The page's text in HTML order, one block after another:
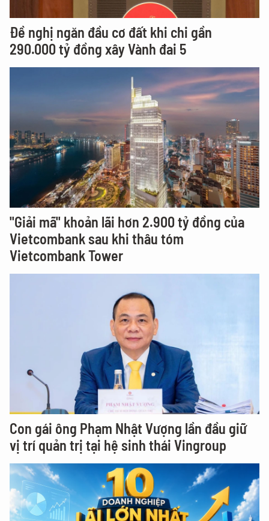
Đề nghị ngăn đầu cơ đất khi chi gần
290.000 tỷ đồng xây Vành đai 5
"Giải mã" khoản lãi hơn 2.900 tỷ đồng của
Vietcombank sau khi thâu tóm
Vietcombank Tower
Con gái ông Phạm Nhật Vượng lần đầu giữ
vị trí quản trị tại hệ sinh thái Vingroup